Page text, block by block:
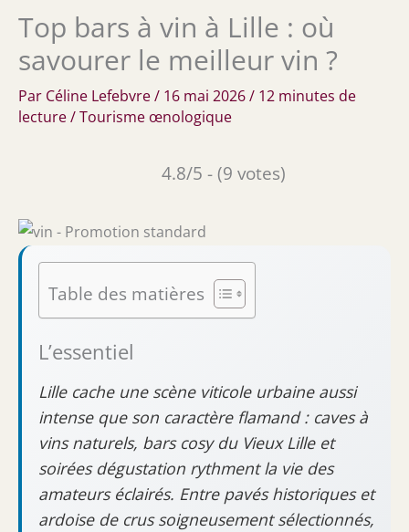
Top bars à vin à Lille : où
savourer le meilleur vin ?
Par Céline Lefebvre/ 16 mai 2026/ 12 minutes de
lecture/Tourisme œnologique
4.8/5 - (9 votes)
Table des matières
L’essentiel
Lille cache une scène viticole urbaine aussi
intense que son caractère flamand : caves à
vins naturels, bars cosy du Vieux Lille et
soirées dégustation rythment la vie des
amateurs éclairés. Entre pavés historiques et
ardoise de crus soigneusement sélectionnés,